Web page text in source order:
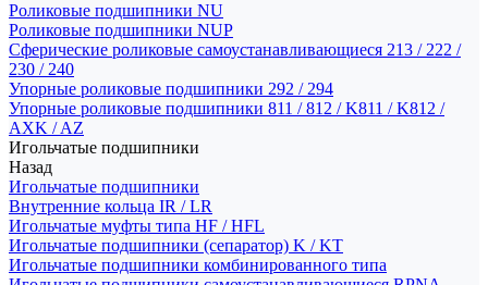
Роликовые подшипники NU
Роликовые подшипники NUP
Сферические роликовые самоустанавливающиеся 213 / 222 /
230 / 240
Упорные роликовые подшипники 292 / 294
Упорные роликовые подшипники 811 / 812 / K811 / K812 /
AXK / AZ
Игольчатые подшипники
Назад
Игольчатые подшипники
Внутренние кольца IR / LR
Игольчатые муфты типа HF / HFL
Игольчатые подшипники (сепаратор) K / KT
Игольчатые подшипники комбинированного типа